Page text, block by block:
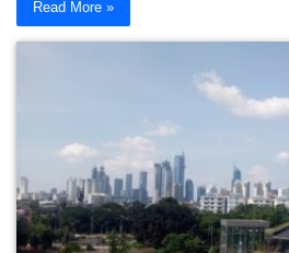
Read More »